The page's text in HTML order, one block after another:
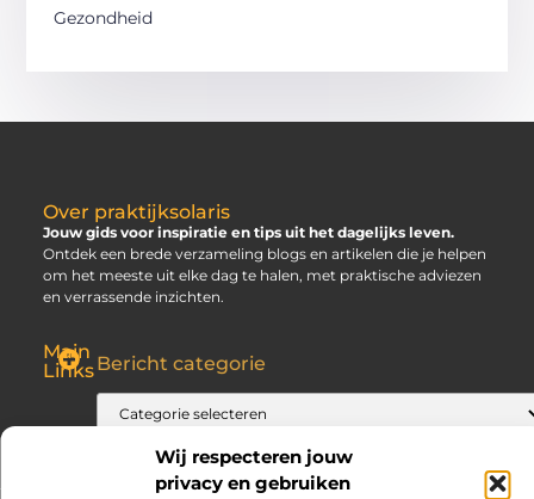
Wij respecteren jouw
privacy en gebruiken
Gezondheid
Over praktijksolaris
Jouw gids voor inspiratie en tips uit het dagelijks leven.
Ontdek een brede verzameling blogs en artikelen die je helpen
om het meeste uit elke dag te halen, met praktische adviezen
en verrassende inzichten.
Main
LinksBericht categorie